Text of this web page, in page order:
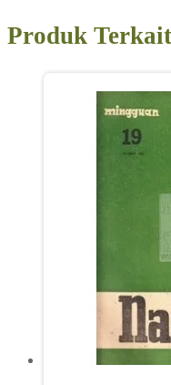
Produk Terkait